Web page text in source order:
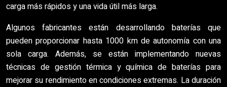
carga más rápidos y una vida útil más larga.
Algunos fabricantes están desarrollando baterías que
pueden proporcionar hasta 1000 km de autonomía con una
sola carga. Además, se están implementando nuevas
técnicas de gestión térmica y química de baterías para
mejorar su rendimiento en condiciones extremas. La duración